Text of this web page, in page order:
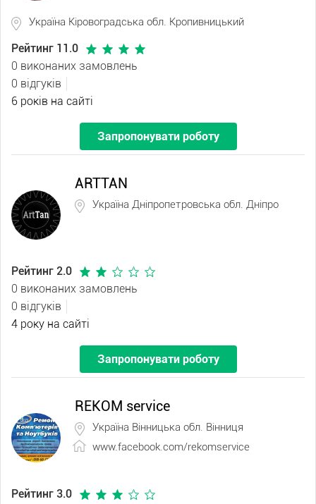
Україна Кіровоградська обл. Кропивницький
Рейтинг 11.0
0 виконаних замовлень
0 відгуків
6 років на сайті
Запропонувати роботу
ARTTAN
Україна Дніпропетровська обл. Дніпро
Рейтинг 2.0
0 виконаних замовлень
0 відгуків
4 року на сайті
Запропонувати роботу
REKOM service
Україна Вінницька обл. Вінниця
www.facebook.com/rekomservice
Рейтинг 3.0